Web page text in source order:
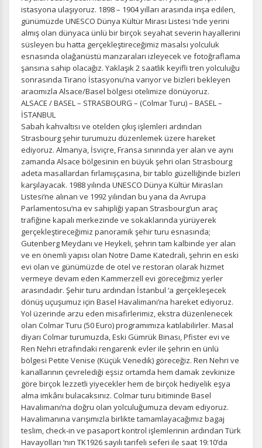
istasyona ulaşıyoruz. 1898 – 1904 yılları arasında inşa edilen,
günümüzde UNESCO Dünya Kültür Mirası Listesi ‘nde yerini
almış olan dünyaca ünlü bir birçok seyahat severin hayallerini
süsleyen bu hatta gerçekleştireceğimiz masalsı yolculuk
esnasında olağanüstü manzaraları izleyecek ve fotoğraflama
şansına sahip olacağız. Yaklaşık 2 saatlik keyifli tren yolculuğu
sonrasında Tirano İstasyonu’na varıyor ve bizleri bekleyen
aracımızla Alsace/Basel bölgesi otelimize dönüyoruz.
ALSACE / BASEL – STRASBOURG – (Colmar Turu) – BASEL –
İSTANBUL
Sabah kahvaltısı ve otelden çıkış işlemleri ardından
Strasbourg şehir turumuzu düzenlemek üzere hareket
ediyoruz. Almanya, İsviçre, Fransa sınırında yer alan ve aynı
zamanda Alsace bölgesinin en büyük şehri olan Strasbourg
adeta masallardan fırlamışçasına, bir tablo güzelliğinde bizleri
karşılayacak. 1988 yılında UNESCO Dünya Kültür Mirasları
Listesi‘ne alınan ve 1992 yılından bu yana da Avrupa
Parlamentosu‘na ev sahipliği yapan Strasbourg‘un araç
trafiğine kapalı merkezinde ve sokaklarında yürüyerek
gerçekleştireceğimiz panoramik şehir turu esnasında;
Gutenberg Meydanı ve Heykeli, şehrin tam kalbinde yer alan
ve en önemli yapısı olan Notre Dame Katedrali, şehrin en eski
evi olan ve günümüzde de otel ve restoran olarak hizmet
vermeye devam eden Kammerzell evi göreceğimiz yerler
arasındadır. Şehir turu ardından İstanbul ‘a gerçekleşecek
dönüş uçuşumuz için Basel Havalimanı’na hareket ediyoruz.
Yol üzerinde arzu eden misafirlerimiz, ekstra düzenlenecek
olan Colmar Turu (50 Euro) programımıza katılabilirler. Masal
diyarı Colmar turumuzda, Eski Gümrük Binası, Pfister evi ve
Ren Nehri etrafındaki rengarenk evler ile şehrin en ünlü
bölgesi Petite Venise (Küçük Venedik) göreceğiz. Ren Nehri ve
kanallarının çevrelediği eşsiz ortamda hem damak zevkinize
göre birçok lezzetli yiyecekler hem de birçok hediyelik eşya
alma imkânı bulacaksınız. Colmar turu bitiminde Basel
Havalimanı’na doğru olan yolculuğumuza devam ediyoruz.
Havalimanına varışımızla birlikte tamamlayacağımız bagaj
teslim, check-in ve pasaport kontrol işlemlerinin ardından Türk
Havayolları ‘nın TK1926 sayılı tarifeli seferi ile saat 19:10’da